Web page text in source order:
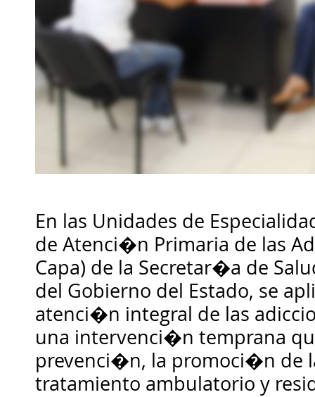
En las Unidades de
de Atenci�n Primaria de las
Capa) de la Secretar�a de
del Gobierno del Estado, se
atenci�n integral de las
una intervenci�n temprana
prevenci�n, la promoci�n de
tratamiento ambulatorio y